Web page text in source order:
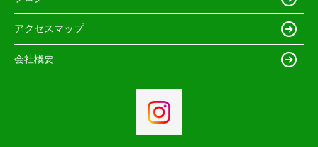
アクセスマップ
会社概要